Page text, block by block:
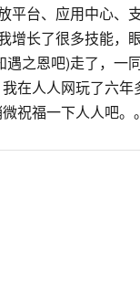
平台、应用中心、
增长了很多技能，
之恩吧)走了，一
在人人网玩了六
祝福一下人人吧。。